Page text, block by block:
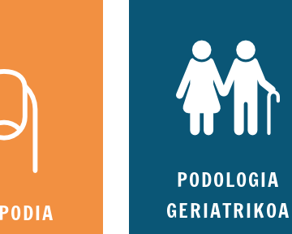
PODOLOGIA
GERIATRIKOA